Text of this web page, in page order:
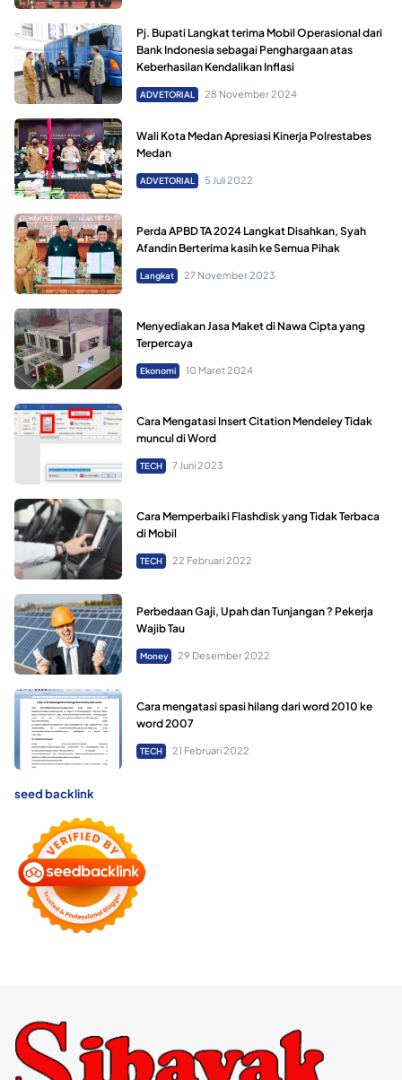
Pj. Bupati Langkat terima Mobil Operasional dari
Bank Indonesia sebagai Penghargaan atas
Keberhasilan Kendalikan Inflasi
ADVETORIAL 28 November 2024
Wali Kota Medan Apresiasi Kinerja Polrestabes
Medan
ADVETORIAL 5 Juli 2022
Perda APBD TA 2024 Langkat Disahkan, Syah
Afandin Berterima kasih ke Semua Pihak
Langkat 27 November 2023
Menyediakan Jasa Maket di Nawa Cipta yang
Terpercaya
Ekonomi 10 Maret 2024
Cara Mengatasi Insert Citation Mendeley Tidak
muncul di Word
TECH 7 Juni 2023
Cara Memperbaiki Flashdisk yang Tidak Terbaca
di Mobil
TECH 22 Februari 2022
Perbedaan Gaji, Upah dan Tunjangan ? Pekerja
Wajib Tau
Money 29 Desember 2022
Cara mengatasi spasi hilang dari word 2010 ke
word 2007
TECH 21 Februari 2022
seed backlink